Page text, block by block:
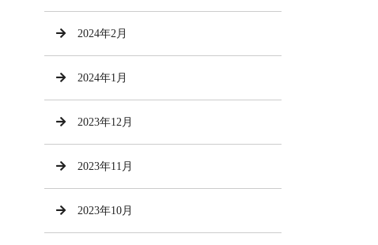
2024年2月
2024年1月
2023年12月
2023年11月
2023年10月